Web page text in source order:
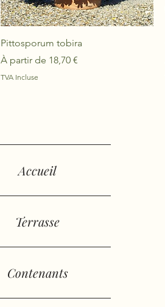
Pittosporum tobira
À partir de 18,70 €
Prix promotionnel
TVA Incluse
Accueil
Terrasse
Contenants